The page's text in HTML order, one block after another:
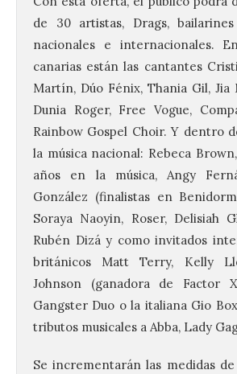
de 30 artistas, Drags,
nacionales e internacionales.
canarias están las cantantes
Martín, Dúo Fénix, Thania Gil, Jia
Dunia Roger, Free Vogue,
Rainbow Gospel Choir. Y dentro
la música nacional: Rebeca
años en la música, Angy
González (finalistas en
Soraya Naoyin, Roser, Delisiah
Rubén Dizá y como invitados
británicos Matt Terry, Kelly
Johnson (ganadora de Factor
Gangster Duo o la italiana Gio
tributos musicales a Abba, Lady
Se incrementarán las medidas